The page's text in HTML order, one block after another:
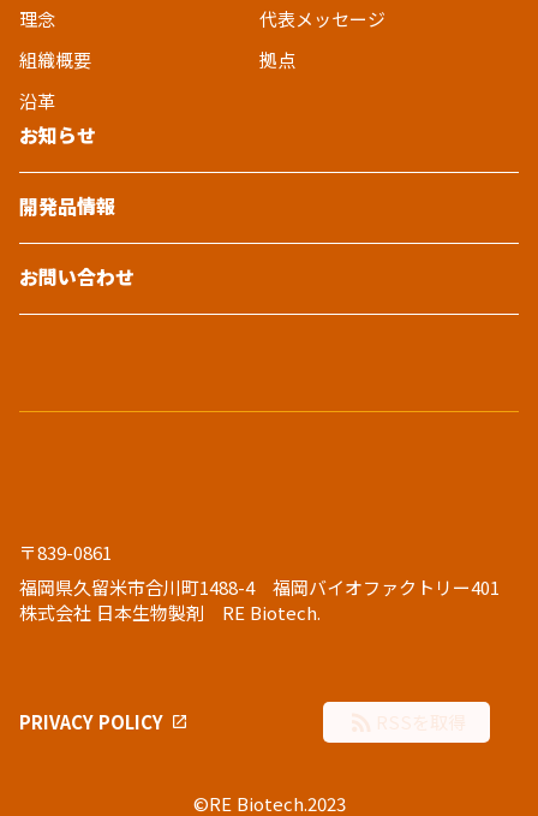
理念
代表メッセージ
組織概要
拠点
沿革
お知らせ
開発品情報
お問い合わせ
〒839-0861
福岡県久留米市合川町1488-4 福岡バイオファクトリー401
株式会社 日本生物製剤 RE Biotech.
PRIVACY POLICY rss_feed RSSを取得
©RE Biotech.2023